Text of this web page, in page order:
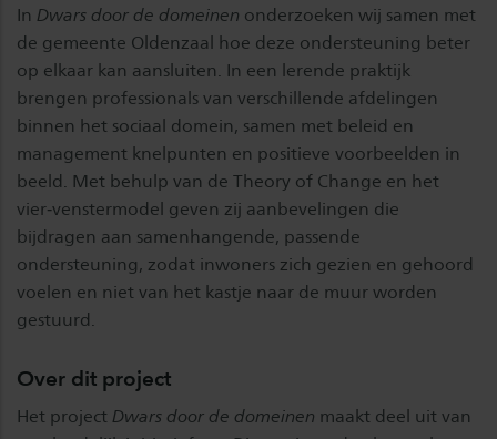
In Dwars door de domeinen onderzoeken wij samen met
de gemeente Oldenzaal hoe deze ondersteuning beter
op elkaar kan aansluiten. In een lerende praktijk
brengen professionals van verschillende afdelingen
binnen het sociaal domein, samen met beleid en
management knelpunten en positieve voorbeelden in
beeld. Met behulp van de Theory of Change en het
vier‑venstermodel geven zij aanbevelingen die
bijdragen aan samenhangende, passende
ondersteuning, zodat inwoners zich gezien en gehoord
voelen en niet van het kastje naar de muur worden
gestuurd.
Over dit project
Het project Dwars door de domeinen maakt deel uit van